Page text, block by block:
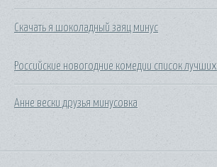
Скачать я шоколадный заяц минус
Российские новогодние комедии список лучших
Анне вески друзья минусовка